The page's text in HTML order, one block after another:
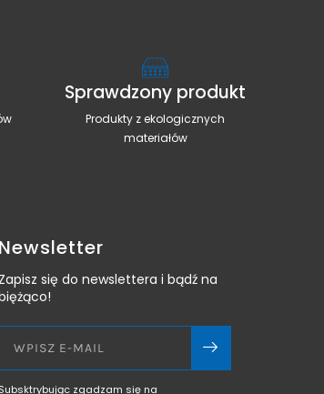
Sprawdzony produkt
Produkty z ekologicznych
materiałów
Newsletter
Zapisz się do newslettera i bądź na
Subsktrybując zgadzam się na